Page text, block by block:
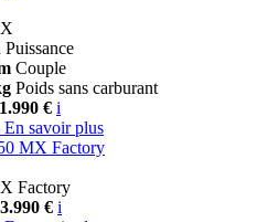
Puissance
Couple
Poids sans carburant
€ i
En savoir plus
MX Factory
Factory
€ i